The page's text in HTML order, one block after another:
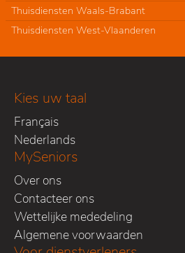
Thuisdiensten Waals-Brabant
Thuisdiensten West-Vlaanderen
Kies uw taal
Français
Nederlands
MySeniors
Over ons
Contacteer ons
Wettelijke mededeling
Algemene voorwaarden